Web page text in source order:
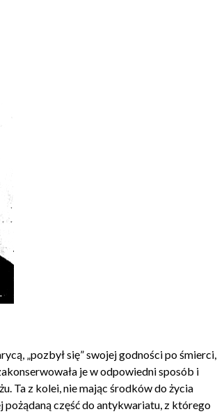
„pozbył się” swojej godności po śmierci,
je w odpowiedni sposób i
Ta z kolei, nie mając środków do życia
pożądaną część do antykwariatu, z którego